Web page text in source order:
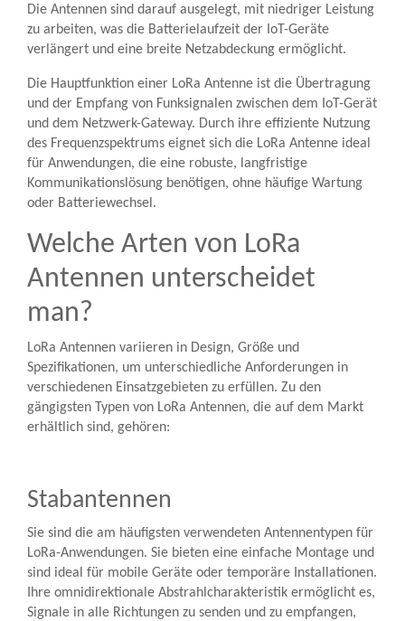
Die Antennen sind darauf ausgelegt, mit niedriger Leistung
zu arbeiten, was die Batterielaufzeit der IoT-Geräte
verlängert und eine breite Netzabdeckung ermöglicht.
Die Hauptfunktion einer LoRa Antenne ist die Übertragung
und der Empfang von Funksignalen zwischen dem IoT-Gerät
und dem Netzwerk-Gateway. Durch ihre effiziente Nutzung
des Frequenzspektrums eignet sich die LoRa Antenne ideal
für Anwendungen, die eine robuste, langfristige
Kommunikationslösung benötigen, ohne häufige Wartung
oder Batteriewechsel.
Welche Arten von LoRa
Antennen unterscheidet
man?
LoRa Antennen variieren in Design, Größe und
Spezifikationen, um unterschiedliche Anforderungen in
verschiedenen Einsatzgebieten zu erfüllen. Zu den
gängigsten Typen von LoRa Antennen, die auf dem Markt
erhältlich sind, gehören:
Stabantennen
Sie sind die am häufigsten verwendeten Antennentypen für
LoRa-Anwendungen. Sie bieten eine einfache Montage und
sind ideal für mobile Geräte oder temporäre Installationen.
Ihre omnidirektionale Abstrahlcharakteristik ermöglicht es,
Signale in alle Richtungen zu senden und zu empfangen,